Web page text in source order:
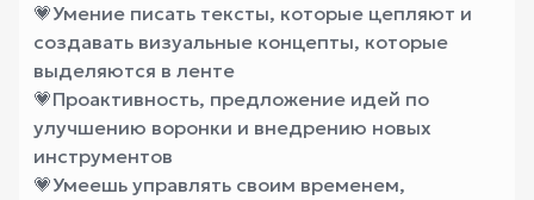
💗Умение писать тексты, которые цепляют и
создавать визуальные концепты, которые
выделяются в ленте
💗Проактивность, предложение идей по
улучшению воронки и внедрению новых
инструментов
💗Умеешь управлять своим временем,